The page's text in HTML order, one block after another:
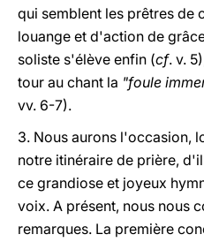
qui semblent les prêtres de
louange et d'action de
soliste s'élève enfin (cf. v.
tour au chant la "foule
vv. 6-7).
3. Nous aurons l'occasion,
notre itinéraire de prière,
ce grandiose et joyeux
voix. A présent, nous nous
remarques. La première